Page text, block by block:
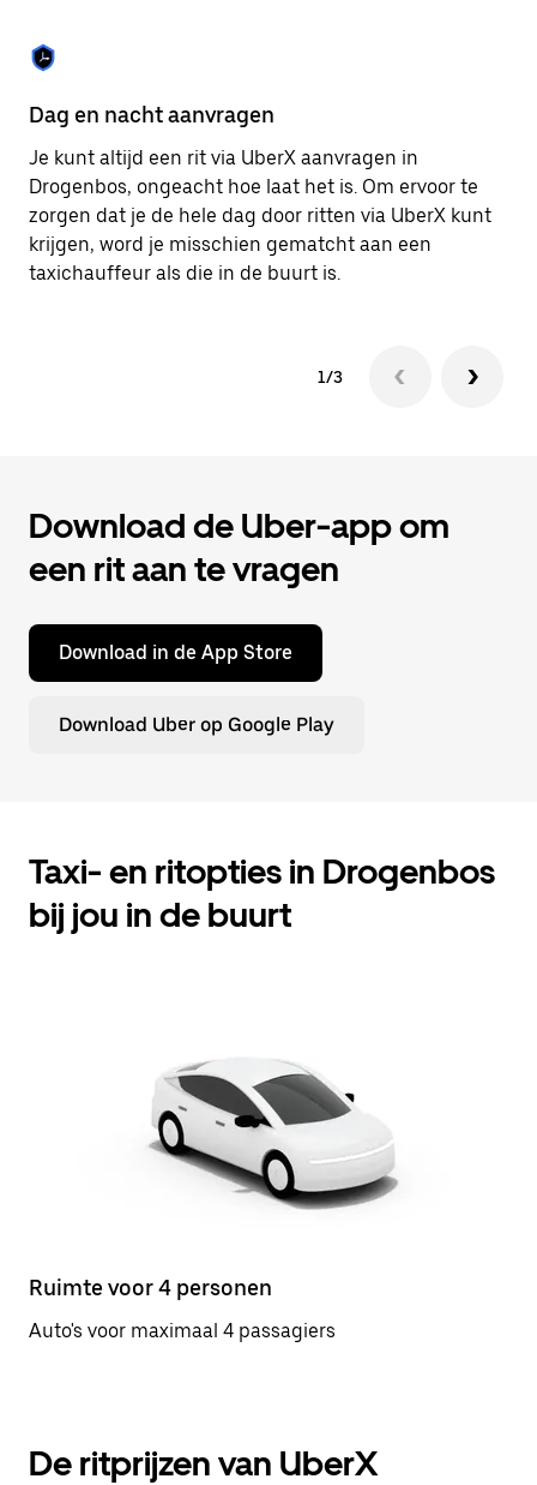
sluiten.
Dag en nacht aanvragen
Je kunt altijd een rit via UberX aanvragen in
Drogenbos, ongeacht hoe laat het is. Om ervoor te
zorgen dat je de hele dag door ritten via UberX kunt
krijgen, word je misschien gematcht aan een
taxichauffeur als die in de buurt is.
1/3
Download de Uber-app om
een rit aan te vragen
Download in de App Store
Download Uber op Google Play
Taxi- en ritopties in Drogenbos
bij jou in de buurt
Ruimte voor 4 personen
Auto's voor maximaal 4 passagiers
De ritprijzen van UberX